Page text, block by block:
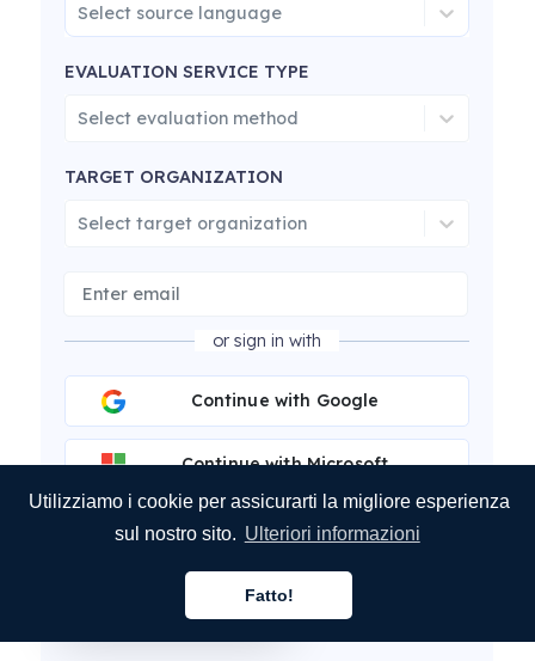
Utilizziamo i cookie per assicurarti la migliore esperienza
sul nostro sito. Ulteriori informazioni
Fatto!
Select source language
EVALUATION SERVICE TYPE
Select evaluation method
TARGET ORGANIZATION
Select target organization
or sign in with
Continue with Google
Continue with Microsoft
Continue with LinkedIn
Calculate Cost
Italiano